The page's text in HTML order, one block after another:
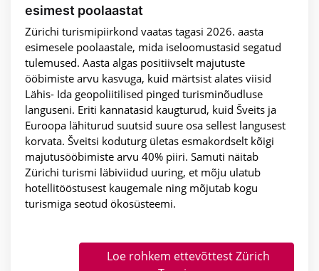
esimest poolaastat
Zürichi turismipiirkond vaatas tagasi 2026. aasta
esimesele poolaastale, mida iseloomustasid segatud
tulemused. Aasta algas positiivselt majutuste
ööbimiste arvu kasvuga, kuid märtsist alates viisid
Lähis- Ida geopoliitilised pinged turisminõudluse
languseni. Eriti kannatasid kaugturud, kuid Šveits ja
Euroopa lähiturud suutsid suure osa sellest langusest
korvata. Šveitsi koduturg ületas esmakordselt kõigi
majutusööbimiste arvu 40% piiri. Samuti näitab
Zürichi turismi läbiviidud uuring, et mõju ulatub
hotellitööstusest kaugemale ning mõjutab kogu
turismiga seotud ökosüsteemi.
Loe rohkem ettevõttest Zürich